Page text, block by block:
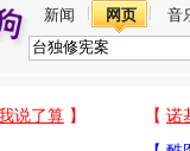
新闻 网页 音